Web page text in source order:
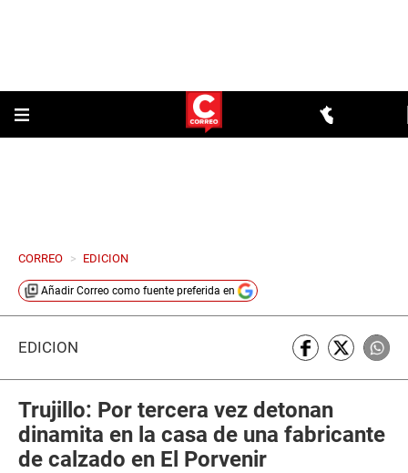
CORREO > EDICION
Añadir Correo como fuente preferida en
EDICIÓN
Trujillo: Por tercera vez detonan
dinamita en la casa de una fabricante
de calzado en El Porvenir